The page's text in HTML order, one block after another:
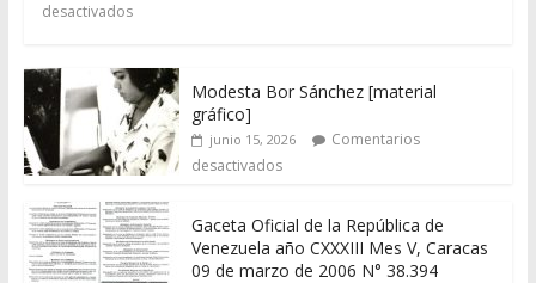
desactivados
Modesta Bor Sánchez [material
gráfico]
junio 15, 2026
Comentarios
desactivados
Gaceta Oficial de la República de
Venezuela año CXXXIII Mes V, Caracas
09 de marzo de 2006 N° 38.394